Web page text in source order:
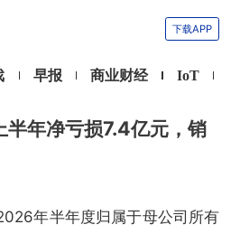
下载APP
早报 商业财经 IoT
半年净亏损7.4亿元，销
年半年度归属于母公司所有